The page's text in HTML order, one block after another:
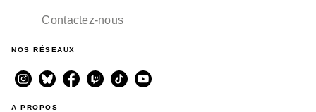
Contactez-nous
NOS RÉSEAUX
A PROPOS